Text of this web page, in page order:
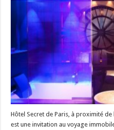
Secret
de
Paris
Hôtel Secret de Paris, à proximité de
est une invitation au voyage